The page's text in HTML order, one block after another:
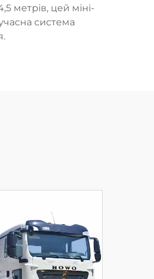
метрів, цей міні-
система